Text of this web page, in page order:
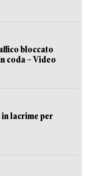
bloccato
coda – Video
in lacrime per